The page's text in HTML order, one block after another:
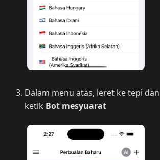
Dalam menu atas, leret ke tepi dan
ketik Bot mesyuarat